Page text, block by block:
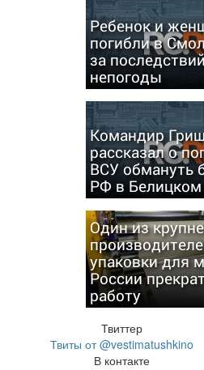
Ребенок и
погибли в
за
непогоды
Командир
рассказал о
ВСУ обмануть
РФ в Белицком
Один из
упаковки для
России
работу
Твиттер
Твиты от @vestimatushkino
В контакте